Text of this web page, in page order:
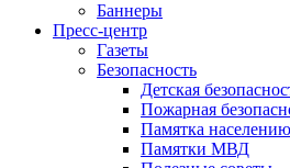
Баннеры
Пресс-центр
Газеты
Безопасность
Детская
Пожарная
Памятка населению
Памятки МВД